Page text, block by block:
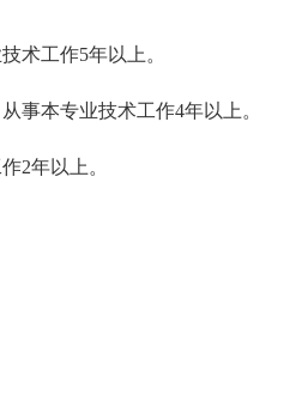
术工作5年以上。
事本专业技术工作4年以上。
2年以上。